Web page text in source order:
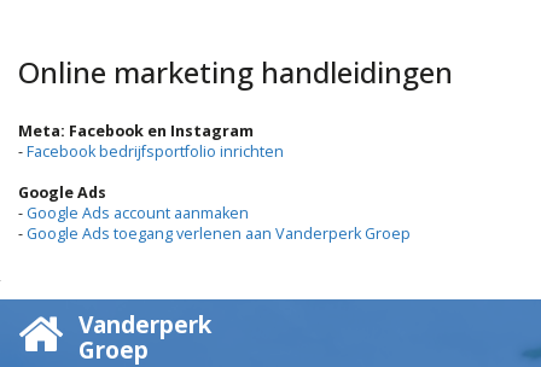
Online marketing handleidingen
Meta: Facebook en Instagram
-Facebook bedrijfsportfolio inrichten
Google Ads
- Google Ads account aanmaken
- Google Ads toegang verlenen aan Vanderperk Groep
Vanderperk
Groep